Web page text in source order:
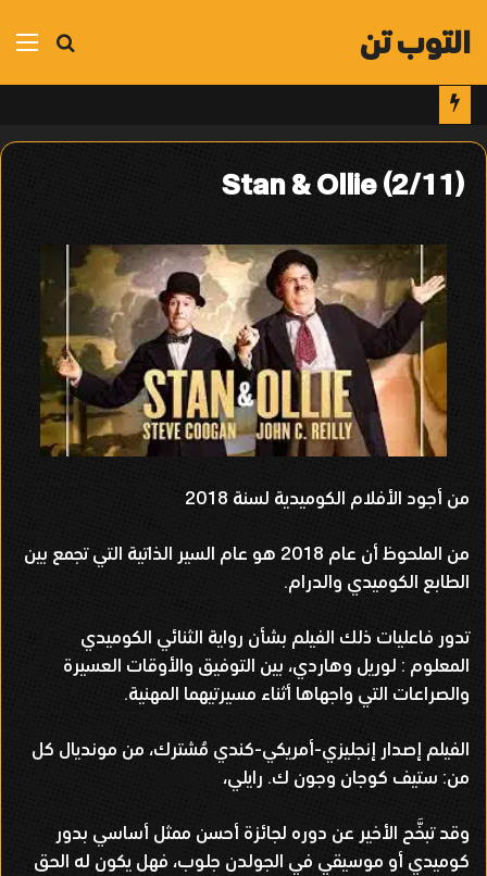
بحث
التوب تن
Stan & Ollie (2/11)
من أجود الأفلام الكوميدية لسنة 2018
من الملحوظ أن عام 2018 هو عام السير الذاتية التي تجمع بين
الطابع الكوميدي والدرام.
تدور فاعليات ذلك الفيلم بشأن رواية الثنائي الكوميدي
المعلوم : لوريل وهاردي، بين التوفيق والأوقات العسيرة
والصراعات التي واجهاها أثناء مسيرتيهما المهنية.
الفيلم إصدار إنجليزي-أمريكي-كندي مُشترك، من مونديال كل
من: ستيف كوجان وجون ك. رايلي،
وقد تبخَّح الأخير عن دوره لجائزة أحسن ممثل أساسي بدور
كوميدي أو موسيقي في الجولدن جلوب، فهل يكون له الحق